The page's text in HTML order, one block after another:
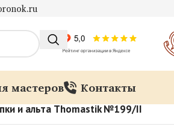
мастеров Контакты
и альта Thomastik №199/II